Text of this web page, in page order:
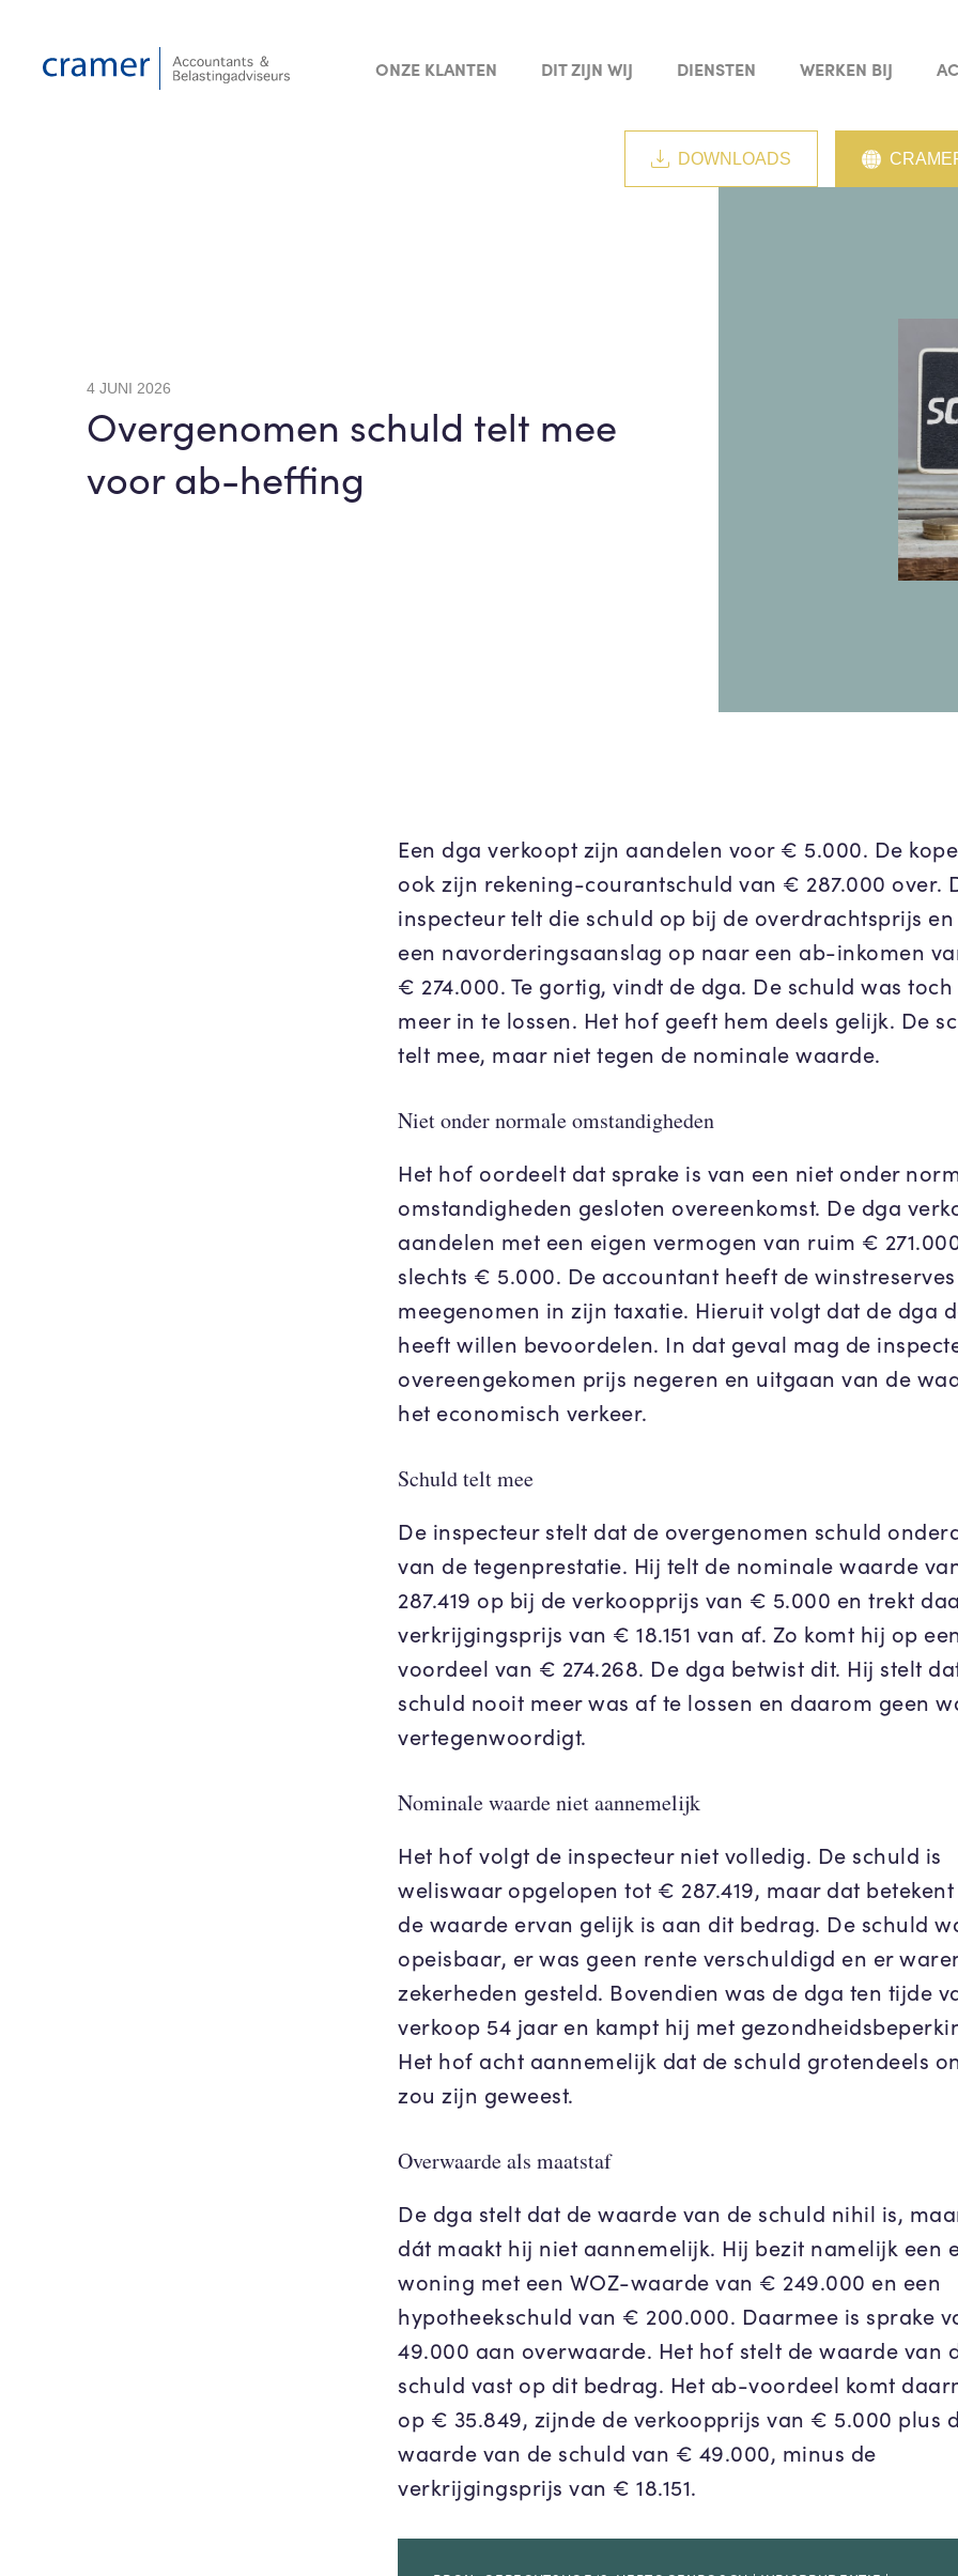
ONZE KLANTEN DIT ZIJN WIJ DIENSTEN WERKEN BIJ
DOWNLOADS
4 JUNI 2026
Overgenomen schuld telt mee
voor ab-heffing
Een dga verkoopt zijn aandelen voor € 5.000. De
ook zijn rekening-courantschuld van € 287.000 over.
inspecteur telt die schuld op bij de overdrachtsprijs
een navorderingsaanslag op naar een ab-inkomen
€ 274.000. Te gortig, vindt de dga. De schuld was
meer in te lossen. Het hof geeft hem deels gelijk. De
telt mee, maar niet tegen de nominale waarde.
Niet onder normale omstandigheden
Het hof oordeelt dat sprake is van een niet onder
omstandigheden gesloten overeenkomst. De dga
aandelen met een eigen vermogen van ruim €
slechts € 5.000. De accountant heeft de
meegenomen in zijn taxatie. Hieruit volgt dat de dga
heeft willen bevoordelen. In dat geval mag de
overeengekomen prijs negeren en uitgaan van de
het economisch verkeer.
Schuld telt mee
De inspecteur stelt dat de overgenomen schuld
van de tegenprestatie. Hij telt de nominale waarde
287.419 op bij de verkoopprijs van € 5.000 en trekt
verkrijgingsprijs van € 18.151 van af. Zo komt hij op
voordeel van € 274.268. De dga betwist dit. Hij stelt
schuld nooit meer was af te lossen en daarom geen
vertegenwoordigt.
Nominale waarde niet aannemelijk
Het hof volgt de inspecteur niet volledig. De schuld is
weliswaar opgelopen tot € 287.419, maar dat
de waarde ervan gelijk is aan dit bedrag. De schuld
opeisbaar, er was geen rente verschuldigd en er
zekerheden gesteld. Bovendien was de dga ten tijde
verkoop 54 jaar en kampt hij met
Het hof acht aannemelijk dat de schuld grotendeels
zou zijn geweest.
Overwaarde als maatstaf
De dga stelt dat de waarde van de schuld nihil is,
dát maakt hij niet aannemelijk. Hij bezit namelijk een
woning met een WOZ-waarde van € 249.000 en een
hypotheekschuld van € 200.000. Daarmee is sprake
49.000 aan overwaarde. Het hof stelt de waarde van
schuld vast op dit bedrag. Het ab-voordeel komt
op € 35.849, zijnde de verkoopprijs van € 5.000 plus
waarde van de schuld van € 49.000, minus de
verkrijgingsprijs van € 18.151.